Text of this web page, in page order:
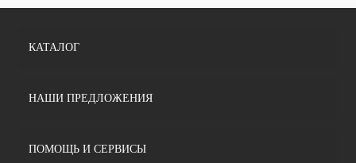
КАТАЛОГ
НАШИ ПРЕДЛОЖЕНИЯ
ПОМОЩЬ И СЕРВИСЫ